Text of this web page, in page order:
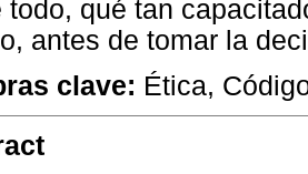
todo, qué tan
antes de tomar la
clave: Ética,